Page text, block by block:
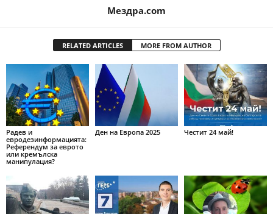
Мездра.com
RELATED ARTICLES MORE FROM AUTHOR
Радев и
евродезинформацията:
Референдум за еврото
или кремълска
манипулация?
Ден на Европа 2025 Честит 24 май!